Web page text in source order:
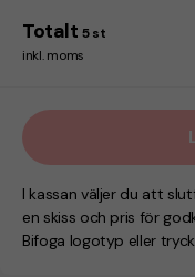
Totalt 5 st
inkl. moms
I kassan väljer du att
en skiss och pris för
Bifoga logotyp eller